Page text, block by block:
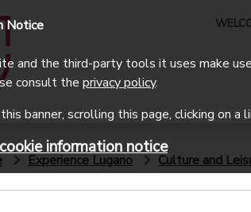
Experience Lugano Culture and
Notice
and the third-party tools it uses make
consult the privacy policy.
banner, scrolling this page, clicking on
information notice